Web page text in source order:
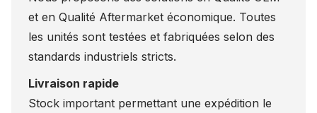
et en Qualité Aftermarket économique. Toutes
les unités sont testées et fabriquées selon des
standards industriels stricts.
Livraison rapide
Stock important permettant une expédition le